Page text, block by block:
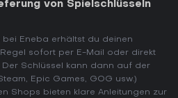
von Spielschlüsseln
bei Eneba erhältst du deinen
sofort per E-Mail oder direkt
Schlüssel kann dann auf der
Epic Games, GOG usw.)
Shops bieten klare Anleitungen zur